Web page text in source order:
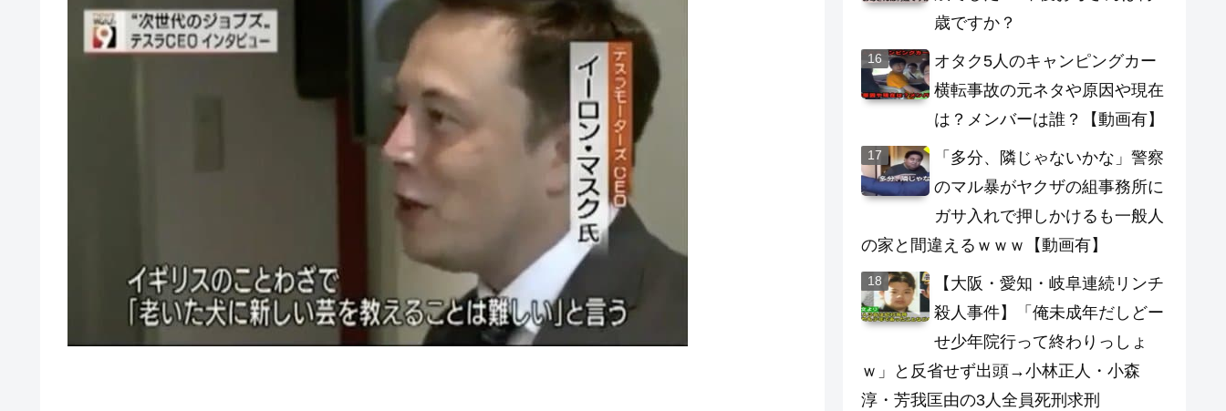
歳ですか？
オタク5人のキャンピングカー
横転事故の元ネタや原因や現在
は？メンバーは誰？【動画有】
「多分、隣じゃないかな」警察
のマル暴がヤクザの組事務所に
ガサ入れで押しかけるも一般人
の家と間違えるｗｗｗ【動画有】
【大阪・愛知・岐阜連続リンチ
殺人事件】「俺未成年だしどー
せ少年院行って終わりっしょ
ｗ」と反省せず出頭→小林正人・小森
淳・芳我匡由の3人全員死刑求刑